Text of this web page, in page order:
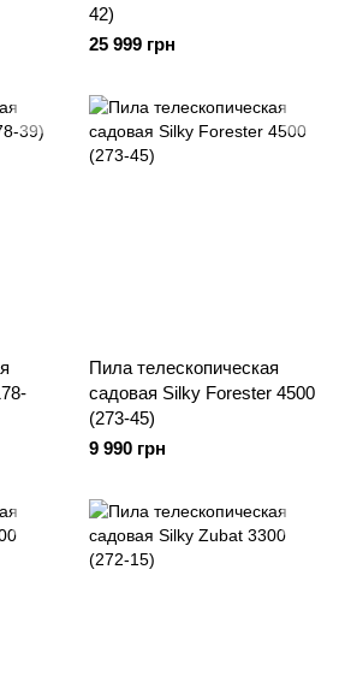
42)
25 999 грн
Пила телескопическая
садовая Silky Forester 4500
(273-45)
9 990 грн